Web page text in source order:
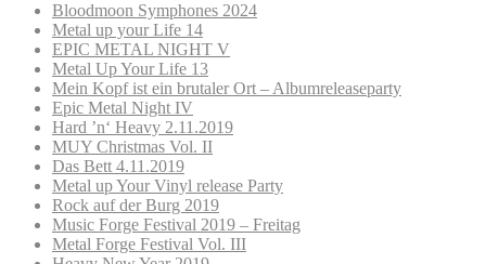
Bloodmoon Symphones 2024
Metal up your Life 14
EPIC METAL NIGHT V
Metal Up Your Life 13
Mein Kopf ist ein brutaler Ort – Albumreleaseparty
Epic Metal Night IV
Hard ’n‘ Heavy 2.11.2019
MUY Christmas Vol. II
Das Bett 4.11.2019
Metal up Your Vinyl release Party
Rock auf der Burg 2019
Music Forge Festival 2019 – Freitag
Metal Forge Festival Vol. III